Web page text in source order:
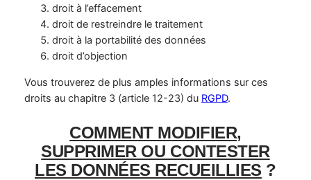
droit à l’effacement
droit de restreindre le traitement
droit à la portabilité des données
droit d’objection
Vous trouverez de plus amples informations sur ces
droits au chapitre 3 (article 12-23) du RGPD.
COMMENT MODIFIER,
SUPPRIMER OU CONTESTER
LES DONNÉES RECUEILLIES ?